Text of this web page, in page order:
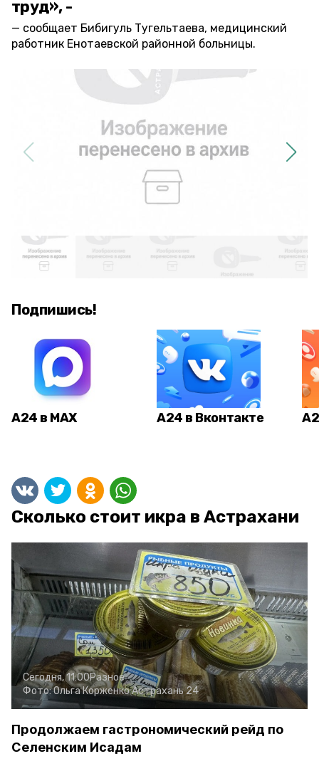
труд», -
сообщает Бибигуль Тугельтаева, медицинский
работник Енотаевской районной больницы.
Подпишись!
А24 в MAX А24 в Вконтакте
Сколько стоит икра в Астрахани
Сегодня, 11:00Разное
Фото:Ольга КорженкоАстрахань 24
Продолжаем гастрономический рейд по
Селенским Исадам